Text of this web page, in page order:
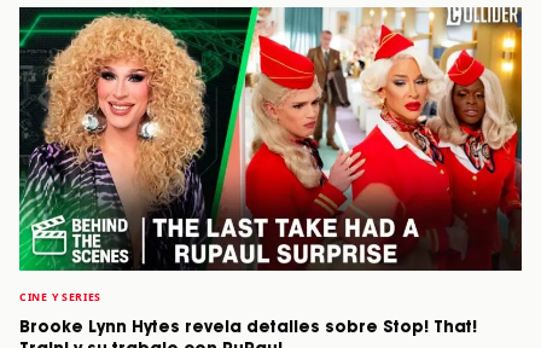
CINE Y SERIES
Brooke Lynn Hytes revela detalles sobre Stop! That!